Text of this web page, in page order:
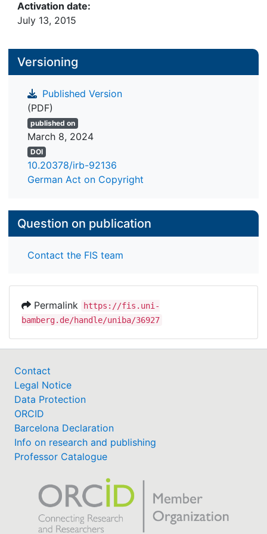
Activation date:
July 13, 2015
Versioning
Published Version
(PDF)
published on
March 8, 2024
DOI
10.20378/irb-92136
German Act on Copyright
Question on publication
Contact the FIS team
Permalink
https://fis.uni-
bamberg.de/handle/uniba/36927
Contact
Legal Notice
Data Protection
ORCID
Barcelona Declaration
Info on research and publishing
Professor Catalogue